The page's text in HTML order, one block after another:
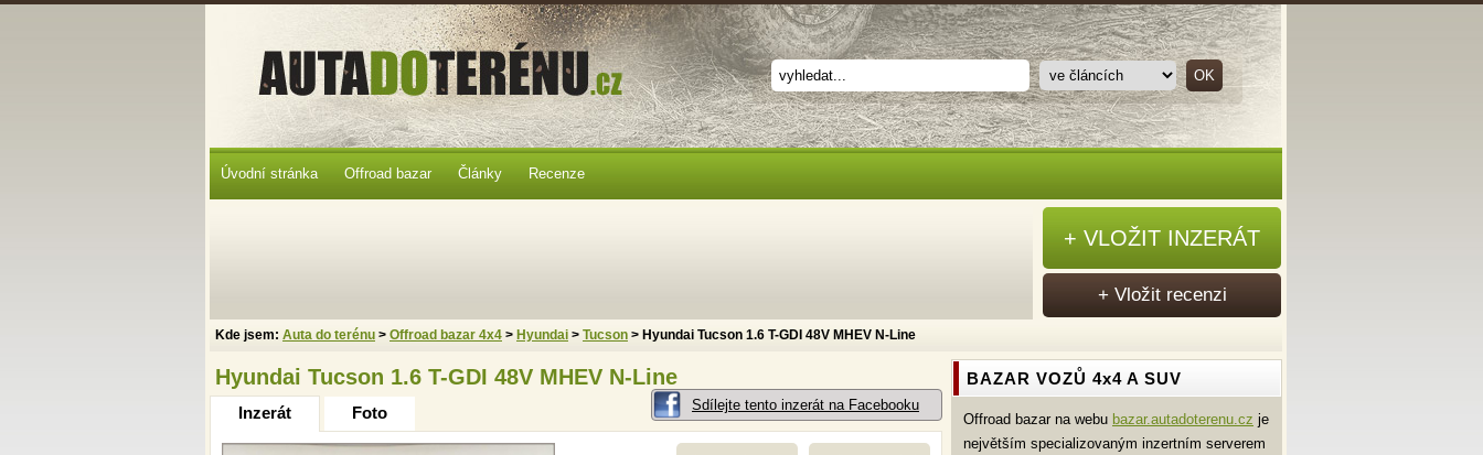
Hyundai Tucson 1.6 T-GDI 48V MHEV N-Line
Sdílejte tento inzerát na Facebooku
Inzerát Foto
BAZAR VOZŮ 4x4 A SUV
Offroad bazar na webu bazar.autadoterenu.cz je
největším specializovaným inzertním serverem
Úvodní stránka Offroad bazar Články Recenze
Kde jsem: Auta do terénu > Offroad bazar 4x4 > Hyundai > Tucson > Hyundai Tucson 1.6 T-GDI 48V MHEV N-Line
+ VLOŽIT INZERÁT
+ Vložit recenzi